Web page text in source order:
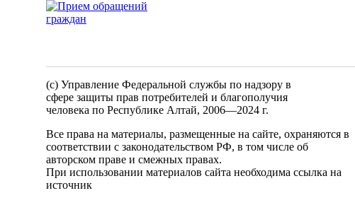
(c) Управление Федеральной службы по надзору в
сфере защиты прав потребителей и благополучия
человека по Республике Алтай, 2006—2024 г.
Все права на материалы, размещенные на сайте, охраняются в
соответствии с законодательством РФ, в том числе об
авторском праве и смежных правах.
При использовании материалов сайта необходима ссылка на
источник